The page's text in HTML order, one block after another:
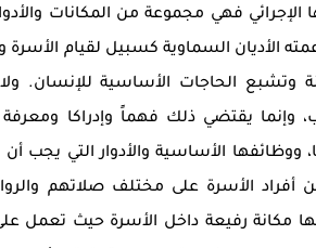
الإجرائي فهي مجموعة من المكانات
الأديان السماوية كسبيل لقيام الأسرة
وتشبع الحاجات الأساسية للإنسان.
وإنما يقتضي ذلك فهماً وإدراكا ومعرفة
ووظائفها الأساسية والأدوار التي يجب
أفراد الأسرة على مختلف صلاتهم
مكانة رفيعة داخل الأسرة حيث تعمل